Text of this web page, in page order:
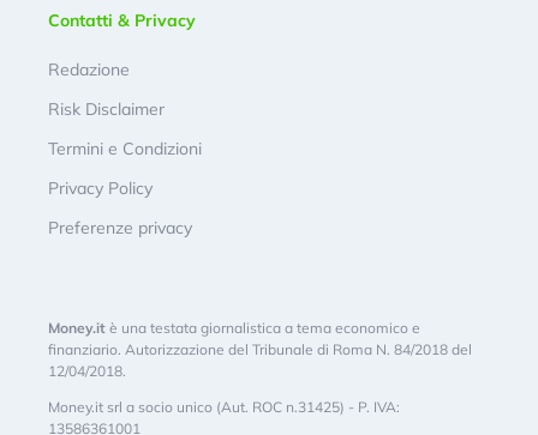
Contatti & Privacy
Redazione
Risk Disclaimer
Termini e Condizioni
Privacy Policy
Preferenze privacy
Money.it è una testata giornalistica a tema economico e
finanziario. Autorizzazione del Tribunale di Roma N. 84/2018 del
12/04/2018.
Money.it srl a socio unico (Aut. ROC n.31425) - P. IVA:
13586361001